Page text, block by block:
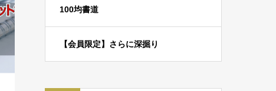
100均書道
【会員限定】さらに深掘り